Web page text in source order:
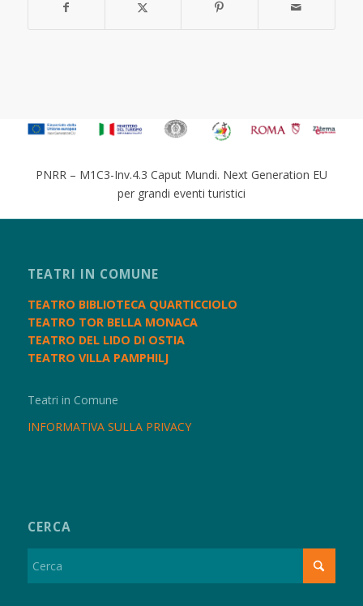
PNRR – M1C3-Inv.4.3 Caput Mundi. Next Generation EU
per grandi eventi turistici
TEATRI IN COMUNE
TEATRO BIBLIOTECA QUARTICCIOLO
TEATRO TOR BELLA MONACA
TEATRO DEL LIDO DI OSTIA
TEATRO VILLA PAMPHILJ
Teatri in Comune
INFORMATIVA SULLA PRIVACY
CERCA